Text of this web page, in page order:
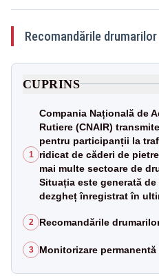
Recomandările
CUPRINS
1
Compania Națională de
Rutiere (CNAIR)
pentru participanții la
ridicat de căderi de
mai multe sectoare de
Situația este generată
dezgheț înregistrat în
2 Recomandările
3 Monitorizare